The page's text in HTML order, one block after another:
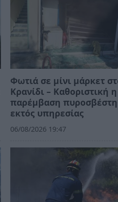
Φωτιά σε μίνι μάρκετ
Κρανίδι – Καθοριστική η
παρέμβαση πυροσβέστη
εκτός υπηρεσίας
06/08/2026 19:47